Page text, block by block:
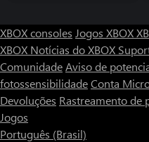
XBOX consoles Jogos XBOX
XBOX Notícias do XBOX
ComunidadeAviso de
fotossensibilidadeConta
Devoluções Rastreamento de
Jogos
Português (Brasil)